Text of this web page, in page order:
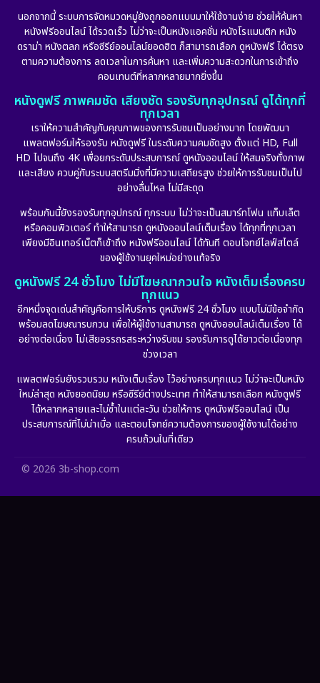
Drama ดราม่า (898)
Dystopian (17)
Emotional (101)
Epic มหากาพย์ (17)
Erotic (10)
Fantasy จินตนาการ (265)
Film
Gothic (6)
HBO GO (11)
HBO Max (2)
Healing
Heist (7)
นอกจากนี้ ระบบการจัดหมวดหมู่ยังถูกออกแบบมาให้ใช้งานง่าย ช่วยให้ค้นหา
หนังฟรีออนไลน์ ได้รวดเร็ว ไม่ว่าจะเป็นหนังแอคชั่น หนังโรแมนติก หนัง
ดราม่า หนังตลก หรือซีรีย์ออนไลน์ยอดฮิต ก็สามารถเลือก ดูหนังฟรี ได้ตรง
ตามความต้องการ ลดเวลาในการค้นหา และเพิ่มความสะดวกในการเข้าถึง
คอนเทนต์ที่หลากหลายมากยิ่งขึ้น
หนังดูฟรี ภาพคมชัด เสียงชัด รองรับทุกอุปกรณ์ ดูได้ทุกที่
ทุกเวลา
เราให้ความสำคัญกับคุณภาพของการรับชมเป็นอย่างมาก โดยพัฒนา
แพลตฟอร์มให้รองรับ หนังดูฟรี ในระดับความคมชัดสูง ตั้งแต่ HD, Full
HD ไปจนถึง 4K เพื่อยกระดับประสบการณ์ ดูหนังออนไลน์ ให้สมจริงทั้งภาพ
และเสียง ควบคู่กับระบบสตรีมมิ่งที่มีความเสถียรสูง ช่วยให้การรับชมเป็นไป
อย่างลื่นไหล ไม่มีสะดุด
พร้อมกันนี้ยังรองรับทุกอุปกรณ์ ทุกระบบ ไม่ว่าจะเป็นสมาร์ทโฟน แท็บเล็ต
หรือคอมพิวเตอร์ ทำให้สามารถ ดูหนังออนไลน์เต็มเรื่อง ได้ทุกที่ทุกเวลา
เพียงมีอินเทอร์เน็ตก็เข้าถึง หนังฟรีออนไลน์ ได้ทันที ตอบโจทย์ไลฟ์สไตล์
ของผู้ใช้งานยุคใหม่อย่างแท้จริง
ดูหนังฟรี 24 ชั่วโมง ไม่มีโฆษณากวนใจ หนังเต็มเรื่องครบ
ทุกแนว
อีกหนึ่งจุดเด่นสำคัญคือการให้บริการ ดูหนังฟรี 24 ชั่วโมง แบบไม่มีข้อจำกัด
พร้อมลดโฆษณารบกวน เพื่อให้ผู้ใช้งานสามารถ ดูหนังออนไลน์เต็มเรื่อง ได้
อย่างต่อเนื่อง ไม่เสียอรรถรสระหว่างรับชม รองรับการดูได้ยาวต่อเนื่องทุก
ช่วงเวลา
แพลตฟอร์มยังรวบรวม หนังเต็มเรื่อง ไว้อย่างครบทุกแนว ไม่ว่าจะเป็นหนัง
ใหม่ล่าสุด หนังยอดนิยม หรือซีรีย์ต่างประเทศ ทำให้สามารถเลือก หนังดูฟรี
ได้หลากหลายและไม่ซ้ำในแต่ละวัน ช่วยให้การ ดูหนังฟรีออนไลน์ เป็น
ประสบการณ์ที่ไม่น่าเบื่อ และตอบโจทย์ความต้องการของผู้ใช้งานได้อย่าง
ครบถ้วนในที่เดียว
© 2026 3b-shop.com